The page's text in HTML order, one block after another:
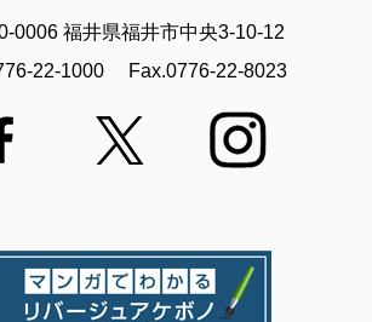
0006 福井県福井市中央3-10-12
22-1000
Fax.0776-22-8023